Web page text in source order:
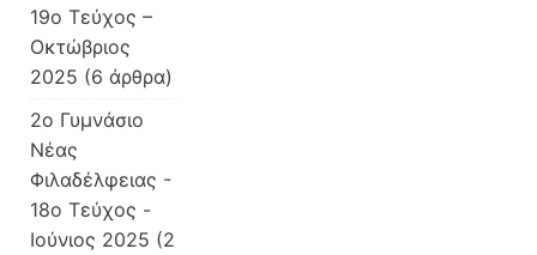
19o Τεύχος –
Οκτώβριος
2025 (6 άρθρα)
2o Γυμνάσιο
Νέας
Φιλαδέλφειας -
18ο Τεύχος -
Ιούνιος 2025 (2